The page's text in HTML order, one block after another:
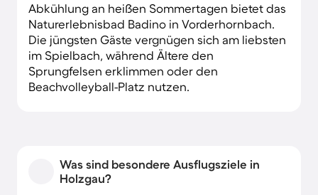
Abkühlung an heißen Sommertagen bietet das
Naturerlebnisbad Badino in Vorderhornbach.
Die jüngsten Gäste vergnügen sich am liebsten
im Spielbach, während Ältere den
Sprungfelsen erklimmen oder den
Beachvolleyball-Platz nutzen.
Was sind besondere Ausflugsziele in
Holzgau?